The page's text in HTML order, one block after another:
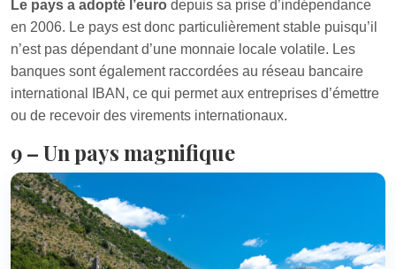
Le pays a adopté l’euro depuis sa prise d’indépendance
en 2006. Le pays est donc particulièrement stable puisqu’il
n’est pas dépendant d’une monnaie locale volatile. Les
banques sont également raccordées au réseau bancaire
international IBAN, ce qui permet aux entreprises d’émettre
ou de recevoir des virements internationaux.
9 – Un pays magnifique